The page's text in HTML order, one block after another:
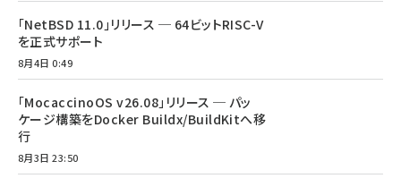
「NetBSD 11.0」リリース ─ 64ビットRISC-V
を正式サポート
8月4日 0:49
「MocaccinoOS v26.08」リリース ─ パッ
ケージ構築をDocker Buildx/BuildKitへ移
行
8月3日 23:50